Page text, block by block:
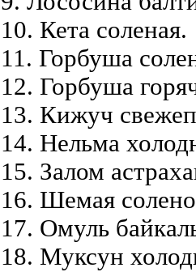
10. Кета соленая.
11. Горбуша
12. Горбуша
13. Кижуч
14. Нельма
15. Залом
16. Шемая
17. Омуль
18. Муксун